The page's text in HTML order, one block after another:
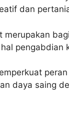
dan
pengabdian
daya saing